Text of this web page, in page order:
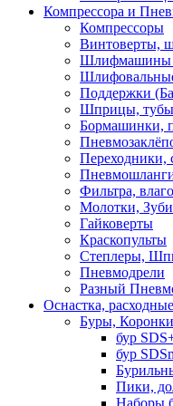
Компрессора и
Компрессоры
Винтоверты,
Шлифмашины
Поддержки
Шприцы, тубы
Бормашинки,
Переходники,
Фильтра,
Молотки,
Гайковерты
Краскопульты
Степлеры,
Пневмодрели
Разный
Оснастка,
Буры,
бур
бур
Пики,
Наборы